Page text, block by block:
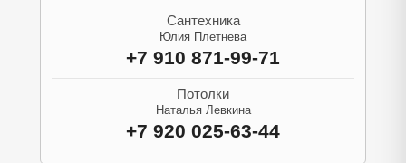
Сантехника
Юлия Плетнева
+7 910 871-99-71
Потолки
Наталья Левкина
+7 920 025-63-44